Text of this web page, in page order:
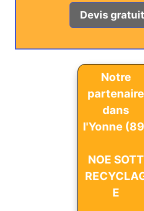
Devis gratuit
Notre
partenaire
dans
l'Yonne
NOE SOTT
E